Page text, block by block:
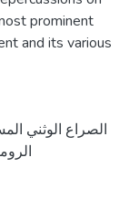
prominent
and its various
الصراع الوثني